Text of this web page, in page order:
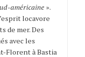
américaine».
locavore
de mer. Des
avec les
Florent à Bastia